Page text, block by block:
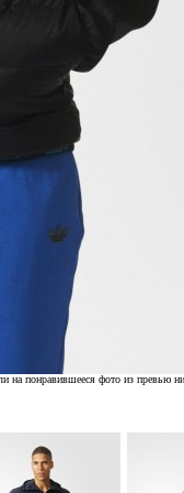
на понравившееся фото из превью